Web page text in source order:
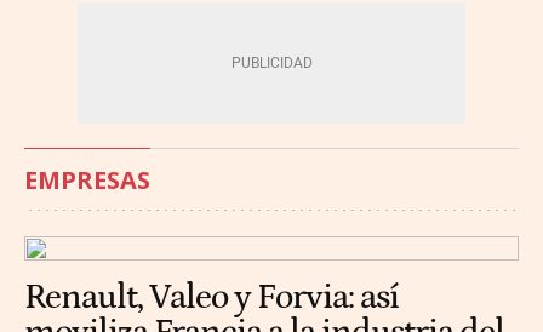
EMPRESAS
Renault, Valeo y Forvia: así